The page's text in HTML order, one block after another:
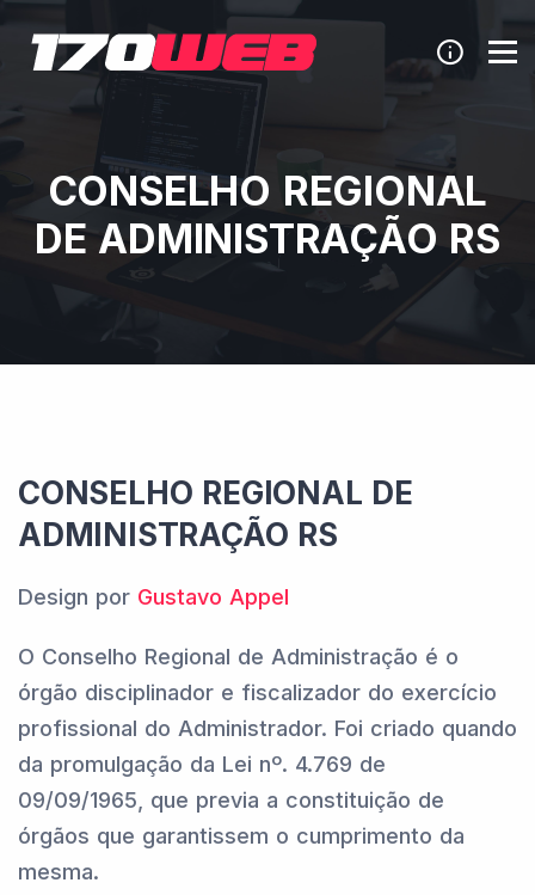
CONSELHO REGIONAL
DE ADMINISTRAÇÃO RS
CONSELHO REGIONAL DE
ADMINISTRAÇÃO RS
Design por Gustavo Appel
O Conselho Regional de Administração é o
órgão disciplinador e fiscalizador do exercício
profissional do Administrador. Foi criado quando
da promulgação da Lei nº. 4.769 de
09/09/1965, que previa a constituição de
órgãos que garantissem o cumprimento da
mesma.